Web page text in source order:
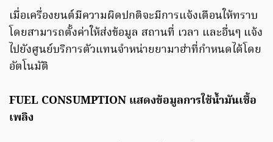
เมื่อเครื่องยนต์มีความผิดปกติจะมีการแจ้งเตือนให้ทราบ
โดยสามารถตั้งค่าให้ส่งข้อมูล สถานที่ เวลา และอื่นๆ แจ้ง
ไปยังศูนย์บริการตัวแทนจำหน่ายยามาฮ่าที่กำหนดได้โดย
อัตโนมัติ
FUEL CONSUMPTION แสดงข้อมูลการใช้น้ำมันเชื้อ
เพลิง